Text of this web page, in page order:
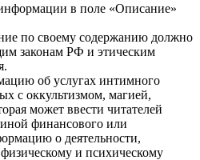
в поле «Описание»
по своему содержанию должно
законам РФ и этическим
об услугах интимного
с оккультизмом, магией,
может ввести читателей
финансового или
о деятельности,
и психическому